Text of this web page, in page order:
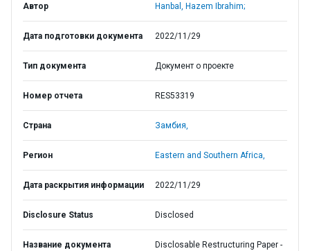
Автор Hanbal, Hazem Ibrahim;
Дата подготовки документа 2022/11/29
Тип документа Документ о проекте
Номер отчета RES53319
Страна Замбия,
Регион Eastern and Southern Africa,
Дата раскрытия информации 2022/11/29
Disclosure Status Disclosed
Название документа
Disclosable Restructuring Paper -